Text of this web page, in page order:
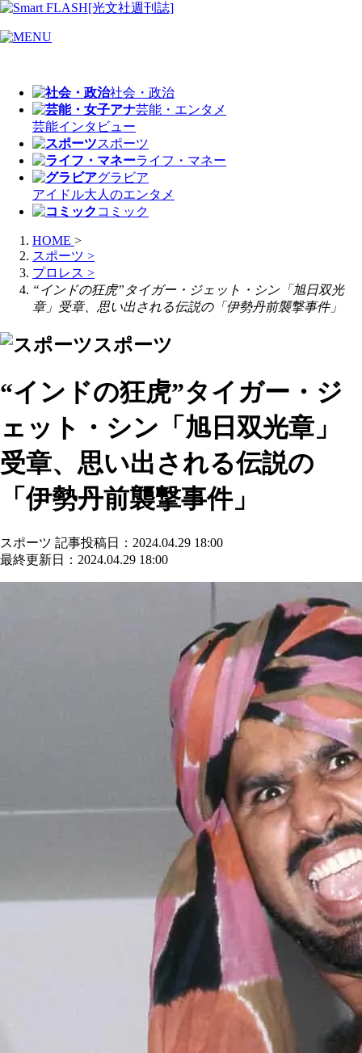
社会・政治
芸能・エンタメ
芸能インタビュー
スポーツ
ライフ・マネー
グラビア
アイドル大人のエンタメ
コミック
HOME >
スポーツ >
プロレス >
“インドの狂虎”タイガー・ジェット・シン「旭日双光
章」受章、思い出される伝説の「伊勢丹前襲撃事件」
スポーツ
“インドの狂虎”タイガー・ジ
ェット・シン「旭日双光章」
受章、思い出される伝説の
「伊勢丹前襲撃事件」
スポーツ 記事投稿日：2024.04.29 18:00
最終更新日：2024.04.29 18:00